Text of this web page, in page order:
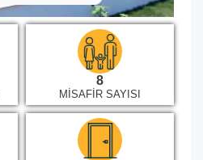
8
MISAFIR SAYISI